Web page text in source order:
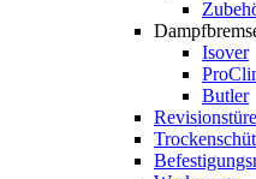
Isover
Butler